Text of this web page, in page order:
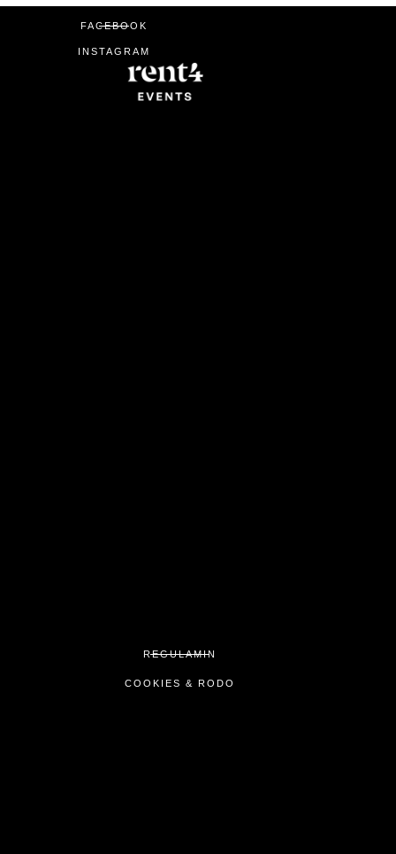
FACEBOOK
INSTAGRAM
REGULAMIN
COOKIES & RODO